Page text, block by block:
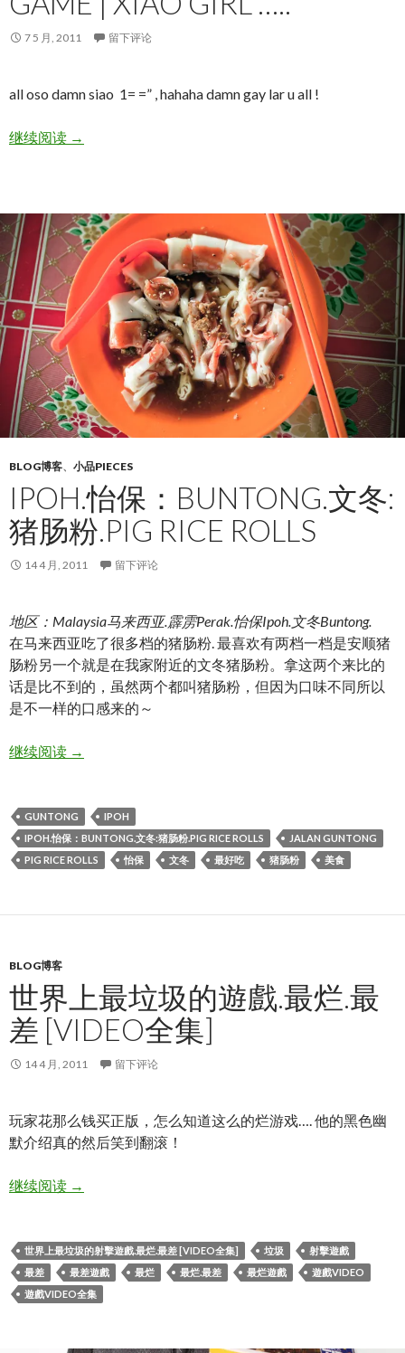
7 5 月, 2011 留下评论
all oso damn siao 1= =” , hahaha damn gay lar u all !
继续阅读Jia Jia birthday,crazy game | xiao girl …..
→
BLOG博客、 小品PIECES
IPOH.怡保：BUNTONG.文冬:
猪肠粉.PIG RICE ROLLS
14 4 月, 2011 留下评论
地区：Malaysia马来西亚.霹雳Perak.怡保Ipoh.文冬Buntong.
在马来西亚吃了很多档的猪肠粉. 最喜欢有两档一档是安顺猪
肠粉另一个就是在我家附近的文冬猪肠粉。拿这两个来比的
话是比不到的，虽然两个都叫猪肠粉，但因为口味不同所以
是不一样的口感来的～
继续阅读IPOH.怡保：Buntong.文冬:猪肠粉.Pig rice rolls
→
GUNTONG
IPOH
IPOH.怡保：BUNTONG.文冬:猪肠粉.PIG RICE ROLLS
JALAN GUNTONG
PIG RICE ROLLS
怡保 文冬 最好吃 猪肠粉 美食
BLOG博客
世界上最垃圾的遊戲.最烂.最
差 [VIDEO全集]
14 4 月, 2011 留下评论
玩家花那么钱买正版，怎么知道这么的烂游戏…. 他的黑色幽
默介绍真的然后笑到翻滚！
继续阅读世界上最垃圾的遊戲.最烂.最差 [Video全集]
→
世界上最垃圾的射擊遊戲.最烂.最差 [VIDEO全集] 垃圾
射擊遊戲
最差
最差遊戲 最烂 最烂.最差 最烂遊戲
遊戲VIDEO
遊戲VIDEO全集